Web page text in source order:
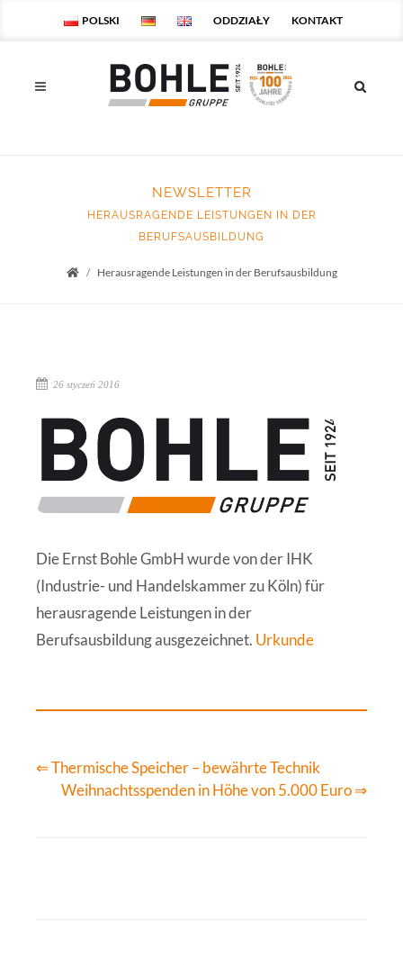
POLSKI ODDZIAŁY KONTAKT
NEWSLETTER
HERAUSRAGENDE LEISTUNGEN IN DER
BERUFSAUSBILDUNG
Herausragende Leistungen in der Berufsausbildung
26 styczeń 2016
Die Ernst Bohle GmbH wurde von der IHK
(Industrie- und Handelskammer zu Köln) für
herausragende Leistungen in der
Berufsausbildung ausgezeichnet. Urkunde
⇐ Thermische Speicher – bewährte Technik
Weihnachtsspenden in Höhe von 5.000 Euro ⇒